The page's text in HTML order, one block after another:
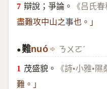
辯說；爭論。
《吕氏春
盡難攻中山之事也。」
●難nuó ㄋㄨㄛˊ
茂盛貌。 《詩•小雅•隰
難。」